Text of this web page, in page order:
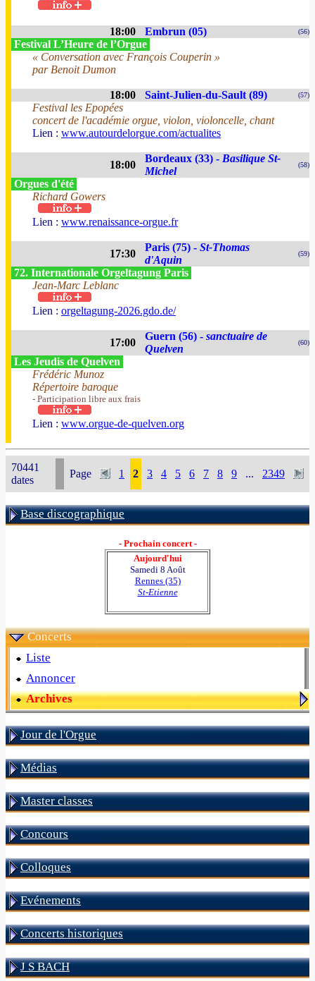
18:00 Embrun (05) (56)
Festival L’Heure de l’Orgue
« Conversation avec François Couperin »
par Benoit Dumon
18:00 Saint-Julien-du-Sault (89) (57)
Festival les Epopées
concert de l'académie orgue, violon, violoncelle, chant
Lien : www.autourdelorgue.com/actualites
18:00
Bordeaux (33) - Basilique St-
Michel
(58)
Orgues d'été
Richard Gowers
Lien : www.renaissance-orgue.fr
17:30
Paris (75) - St-Thomas
d'Aquin
(59)
72. Internationale Orgeltagung Paris
Jean-Marc Leblanc
Lien : orgeltagung-2026.gdo.de/
17:00
Guern (56) - sanctuaire de
Quelven
(60)
Les Jeudis de Quelven
Frédéric Munoz
Répertoire baroque
- Participation libre aux frais
Lien : www.orgue-de-quelven.org
70441
dates
Page 1 2 3 4 5 6 7 8 9 ... 2349
Base discographique
- Prochain concert -
Aujourd'hui
Samedi 8 Août
Rennes (35)
St-Etienne
Concerts
Liste
Annoncer
Archives
Jour de l'Orgue
Médias
Master classes
Concours
Colloques
Evénements
Concerts historiques
J S BACH